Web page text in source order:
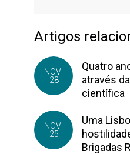
Artigos
NOV
28
Quatro
através
científica
NOV
25
Uma
Brigadas